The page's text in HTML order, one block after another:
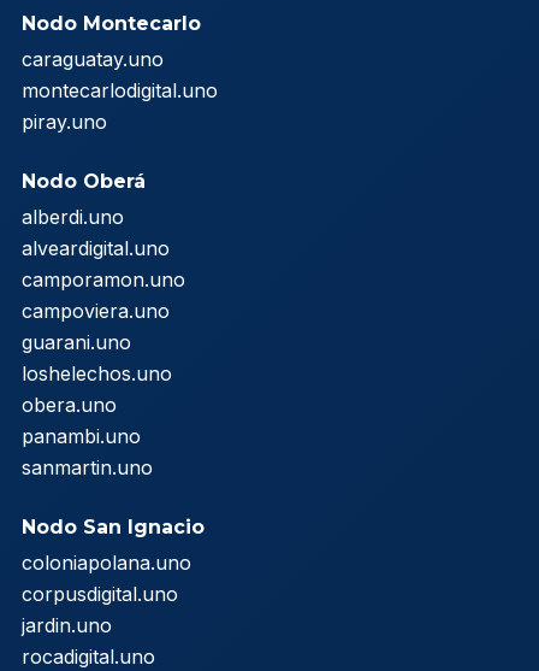
Nodo Montecarlo
caraguatay.uno
montecarlodigital.uno
piray.uno
Nodo Oberá
alberdi.uno
alveardigital.uno
camporamon.uno
campoviera.uno
guarani.uno
loshelechos.uno
obera.uno
panambi.uno
sanmartin.uno
Nodo San Ignacio
coloniapolana.uno
corpusdigital.uno
jardin.uno
rocadigital.uno